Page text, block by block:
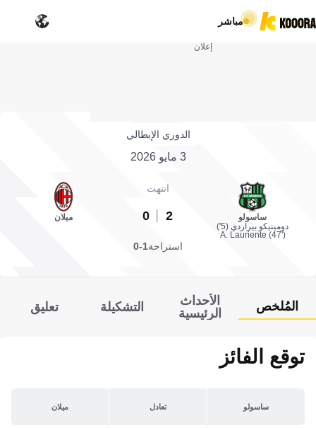
مباشر
إعلان
الدوري الإيطالي
3 مايو 2026
ساسولو
دومينيكو بيراردي (5')
A. Lauriente (47')
انتهت
2
0 ميلان
استراحة1-0
المُلخص
الأحداث
الرئيسية
التشكيلة تعليق
توقع الفائز
ساسولو تعادل ميلان